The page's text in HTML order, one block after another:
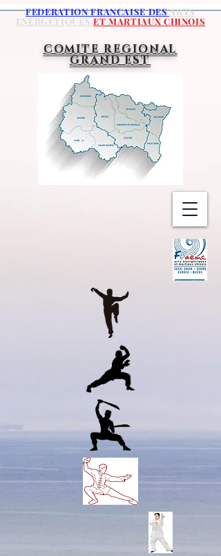
FEDERATION FRANCAISE DESARTS
ENERGETIQUESET MARTIAUX CHINOIS
COMITE REGIONAL
GRAND EST